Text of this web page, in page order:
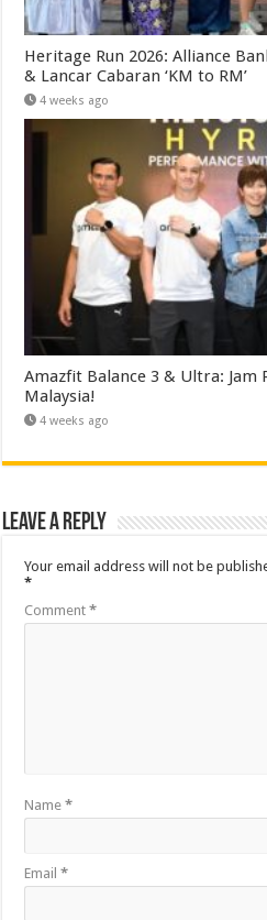
Heritage Run 2026: Alliance
& Lancar Cabaran ‘KM to RM’
4 weeks ago
Amazfit Balance 3 & Ultra: Jam
Malaysia!
4 weeks ago
Leave a Reply
Your email address will not be
*
Comment*
Name*
Email*